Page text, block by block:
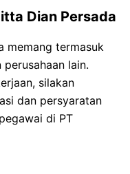
Dian Persada
memang termasuk
lain.
silakan
dan persyaratan
di PT